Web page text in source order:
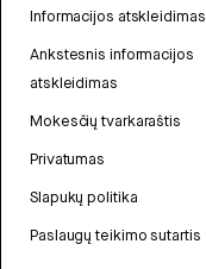
Informacijos atskleidimas
Ankstesnis informacijos
atskleidimas
Mokesčių tvarkaraštis
Privatumas
Slapukų politika
Paslaugų teikimo sutartis